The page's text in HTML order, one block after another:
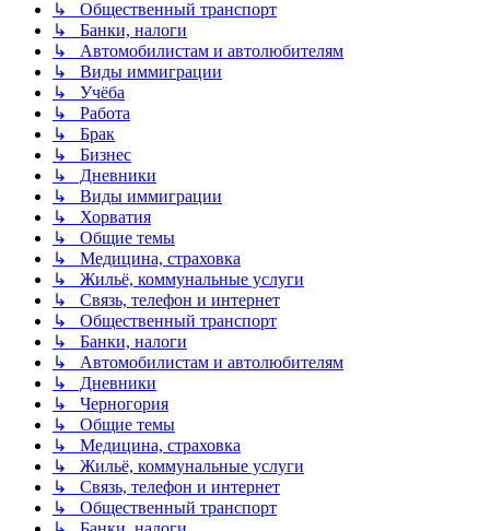
↳ Общественный транспорт
↳ Банки, налоги
↳ Автомобилистам и автолюбителям
↳ Виды иммиграции
↳ Учёба
↳ Работа
↳ Брак
↳ Бизнес
↳ Дневники
↳ Виды иммиграции
↳ Хорватия
↳ Общие темы
↳ Медицина, страховка
↳ Жильё, коммунальные услуги
↳ Связь, телефон и интернет
↳ Общественный транспорт
↳ Банки, налоги
↳ Автомобилистам и автолюбителям
↳ Дневники
↳ Черногория
↳ Общие темы
↳ Медицина, страховка
↳ Жильё, коммунальные услуги
↳ Связь, телефон и интернет
↳ Общественный транспорт